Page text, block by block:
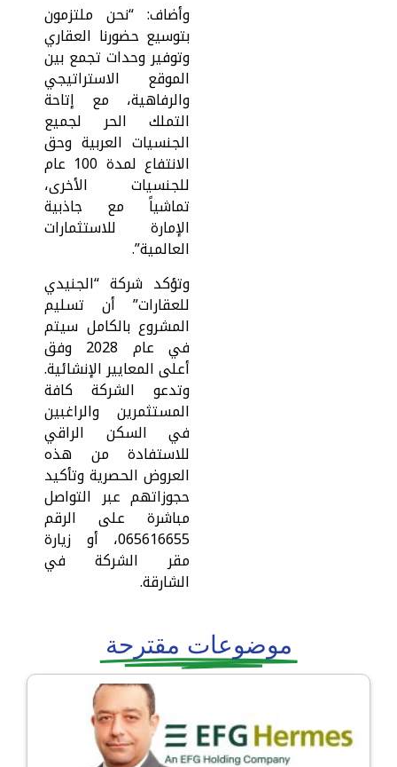
وأضاف: “نحن ملتزمون
بتوسيع حضورنا العقاري
وتوفير وحدات تجمع بين
الموقع الاستراتيجي
والرفاهية، مع إتاحة
التملك الحر لجميع
الجنسيات العربية وحق
الانتفاع لمدة 100 عام
للجنسيات الأخرى،
تماشياً مع جاذبية
الإمارة للاستثمارات
العالمية”.
وتؤكد شركة “الجنيدي
للعقارات” أن تسليم
المشروع بالكامل سيتم
في عام 2028 وفق
أعلى المعايير الإنشائية.
وتدعو الشركة كافة
المستثمرين والراغبين
في السكن الراقي
للاستفادة من هذه
العروض الحصرية وتأكيد
حجوزاتهم عبر التواصل
مباشرة على الرقم
065616655، أو زيارة
مقر الشركة في
الشارقة.
موضوعات مقترحة